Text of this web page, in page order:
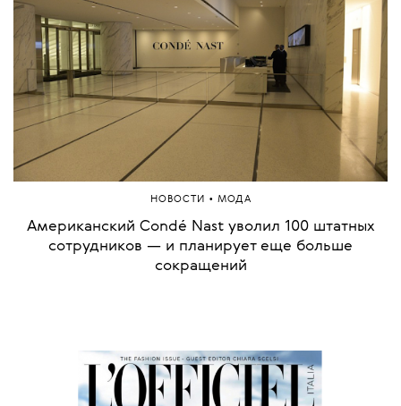
НОВОСТИ • МОДА
Американский Condé Nast уволил 100 штатных
сотрудников — и планирует еще больше
сокращений